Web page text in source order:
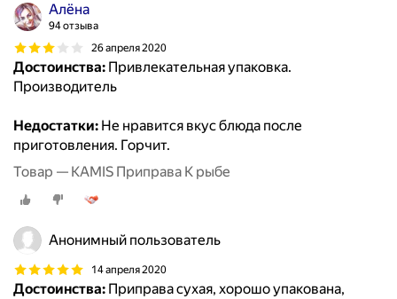
Алёна
94 отзыва
26 апреля 2020
Достоинства: Привлекательная упаковка.
Производитель
Недостатки: Не нравится вкус блюда после
приготовления. Горчит.
Товар — KAMIS Приправа К рыбе
Анонимный пользователь
14 апреля 2020
Достоинства: Приправа сухая, хорошо упакована,